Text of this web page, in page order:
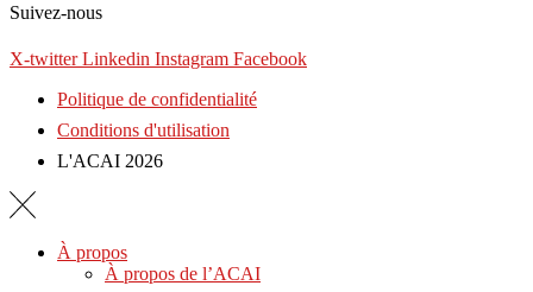
Suivez-nous
X-twitter Linkedin Instagram Facebook
Politique de confidentialité
Conditions d'utilisation
L'ACAI 2026
À propos
À propos de l’ACAI